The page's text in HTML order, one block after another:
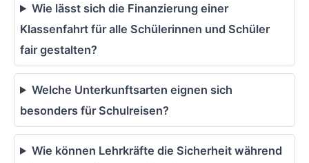
Wie lässt sich die Finanzierung einer
Klassenfahrt für alle Schülerinnen und Schüler
fair gestalten?
Welche Unterkunftsarten eignen sich
besonders für Schulreisen?
Wie können Lehrkräfte die Sicherheit während